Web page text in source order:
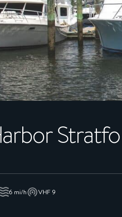
6 mi/h VHF 9